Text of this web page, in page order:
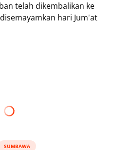
telah dikembalikan ke
hari Jum'at
SUMBAWA